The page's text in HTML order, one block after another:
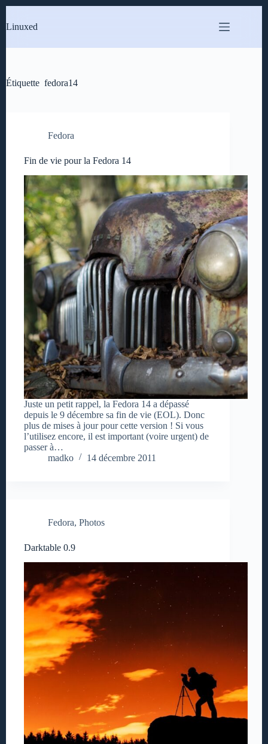
au
contenu
Linuxed
Étiquette fedora14
Fedora
Fin de vie pour la Fedora 14
Juste un petit rappel, la Fedora 14 a dépassé
depuis le 9 décembre sa fin de vie (EOL). Donc
plus de mises à jour pour cette version ! Si vous
l’utilisez encore, il est important (voire urgent) de
passer à…
madko
14 décembre 2011
Fedora, Photos
Darktable 0.9